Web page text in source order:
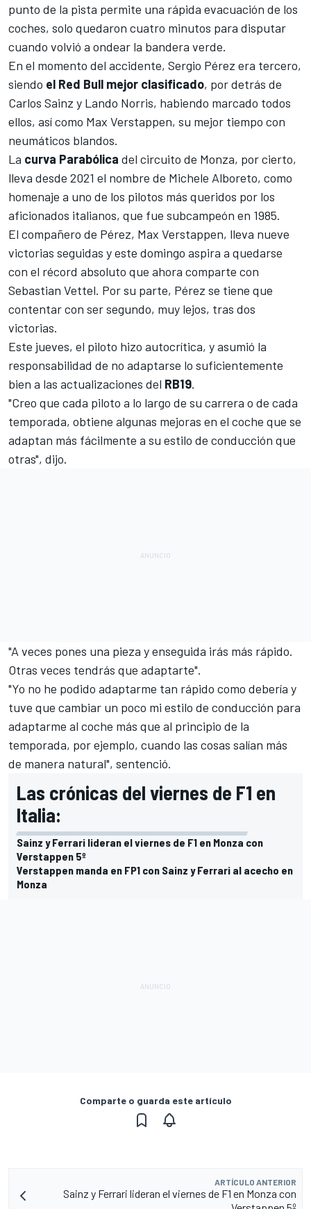
punto de la pista permite una rápida evacuación de los
coches, solo quedaron cuatro minutos para disputar
cuando volvió a ondear la bandera verde.
En el momento del accidente, Sergio Pérez era tercero,
siendo el Red Bull mejor clasificado, por detrás de
Carlos Sainz y Lando Norris, habiendo marcado todos
ellos, así como Max Verstappen, su mejor tiempo con
neumáticos blandos.
La curva Parabólica del circuito de Monza, por cierto,
lleva desde 2021 el nombre de Michele Alboreto, como
homenaje a uno de los pilotos más queridos por los
aficionados italianos, que fue subcampeón en 1985.
El compañero de Pérez, Max Verstappen, lleva nueve
victorias seguidas y este domingo aspira a quedarse
con el récord absoluto que ahora comparte con
Sebastian Vettel. Por su parte, Pérez se tiene que
contentar con ser segundo, muy lejos, tras dos
victorias.
Este jueves, el piloto hizo autocrítica, y asumió la
responsabilidad de no adaptarse lo suficientemente
bien a las actualizaciones del RB19.
"Creo que cada piloto a lo largo de su carrera o de cada
temporada, obtiene algunas mejoras en el coche que se
adaptan más fácilmente a su estilo de conducción que
otras", dijo.
"A veces pones una pieza y enseguida irás más rápido.
Otras veces tendrás que adaptarte".
"Yo no he podido adaptarme tan rápido como debería y
tuve que cambiar un poco mi estilo de conducción para
adaptarme al coche más que al principio de la
temporada, por ejemplo, cuando las cosas salían más
de manera natural", sentenció.
Las crónicas del viernes de F1 en
Italia:
Sainz y Ferrari lideran el viernes de F1 en Monza con
Verstappen 5º
Verstappen manda en FP1 con Sainz y Ferrari al acecho en
Monza
Comparte o guarda este artículo
ARTÍCULO ANTERIOR
Sainz y Ferrari lideran el viernes de F1 en Monza con